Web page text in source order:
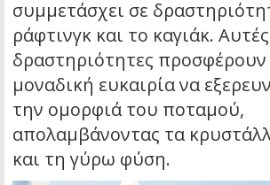
συμμετάσχει σε
ράφτινγκ και το καγιάκ.
δραστηριότητες προσφέρουν
μοναδική ευκαιρία να
την ομορφιά του ποταμού,
απολαμβάνοντας τα
και τη γύρω φύση.